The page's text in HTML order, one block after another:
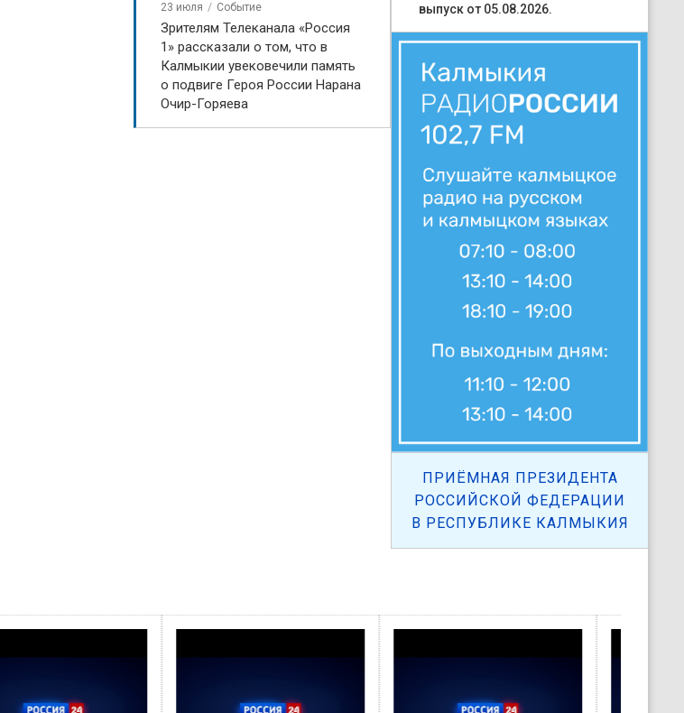
23 июля Событие
Зрителям Телеканала «Россия
1» рассказали о том, что в
Калмыкии увековечили память
о подвиге Героя России Нарана
Очир-Горяева
выпуск от 05.08.2026.
ПРИЁМНАЯ ПРЕЗИДЕНТА
РОССИЙСКОЙ ФЕДЕРАЦИИ
В РЕСПУБЛИКЕ КАЛМЫКИЯ